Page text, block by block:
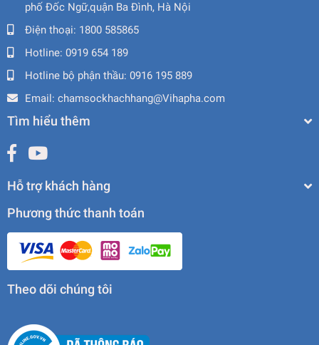
phố Đốc Ngữ,quận Ba Đình, Hà Nội
Điện thoại: 1800 585865
Hotline: 0919 654 189
Hotline bộ phận thầu: 0916 195 889
Email: chamsockhachhang@Vihapha.com
Tìm hiểu thêm
Hỗ trợ khách hàng
Phương thức thanh toán
Theo dõi chúng tôi